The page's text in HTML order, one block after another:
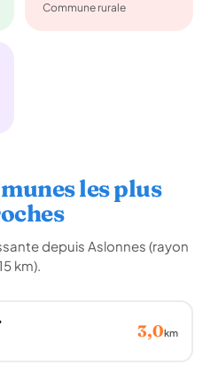
Commune rurale
les plus
depuis Aslonnes (rayon
km).
3,0km